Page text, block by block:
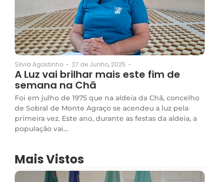
Silvia Agostinho - 27 de Junho, 2025 -
A Luz vai brilhar mais este fim de
semana na Chã
Foi em julho de 1975 que na aldeia da Chã, concelho
de Sobral de Monte Agraço se acendeu a luz pela
primeira vez. Este ano, durante as festas da aldeia, a
população vai...
Mais Vistos